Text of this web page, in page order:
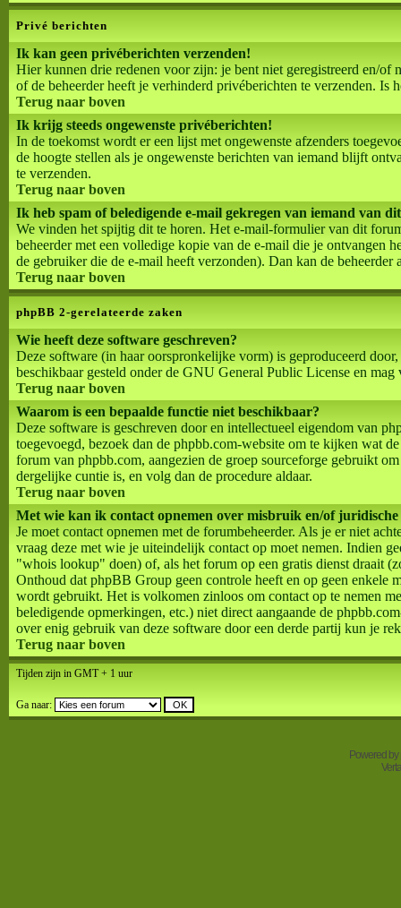
Privé berichten
Ik kan geen privéberichten verzenden!
Hier kunnen drie redenen voor zijn: je bent niet geregistreerd en/
of de beheerder heeft je verhinderd privéberichten te verzenden. Is
Terug naar boven
Ik krijg steeds ongewenste privéberichten!
In de toekomst wordt er een lijst met ongewenste afzenders
de hoogte stellen als je ongewenste berichten van iemand blijft
te verzenden.
Terug naar boven
Ik heb spam of beledigende e-mail gekregen van iemand van
We vinden het spijtig dit te horen. Het e-mail-formulier van dit
beheerder met een volledige kopie van de e-mail die je ontvangen
de gebruiker die de e-mail heeft verzonden). Dan kan de beheerder
Terug naar boven
phpBB 2-gerelateerde zaken
Wie heeft deze software geschreven?
Deze software (in haar oorspronkelijke vorm) is geproduceerd
beschikbaar gesteld onder de GNU General Public License en
Terug naar boven
Waarom is een bepaalde functie niet beschikbaar?
Deze software is geschreven door en intellectueel eigendom van
toegevoegd, bezoek dan de phpbb.com-website om te kijken wat
forum van phpbb.com, aangezien de groep sourceforge gebruikt
dergelijke cuntie is, en volg dan de procedure aldaar.
Terug naar boven
Met wie kan ik contact opnemen over misbruik en/of
Je moet contact opnemen met de forumbeheerder. Als je er niet
vraag deze met wie je uiteindelijk contact op moet nemen. Indien
"whois lookup" doen) of, als het forum op een gratis dienst draait
Onthoud dat phpBB Group geen controle heeft en op geen
wordt gebruikt. Het is volkomen zinloos om contact op te nemen
beledigende opmerkingen, etc.) niet direct aangaande de
over enig gebruik van deze software door een derde partij kun je
Terug naar boven
Tijden zijn in GMT + 1 uur
Ga naar:
Powered by